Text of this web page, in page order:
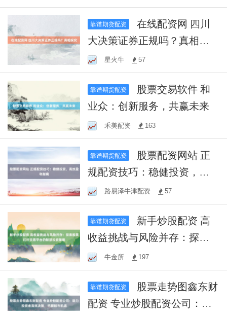
增值在即！
靠谱期货配资
在线配资网 四川
大决策证券正规吗？真相探
究
星火牛 57
靠谱期货配资
业众：创新服务，共赢未来
禾美配资 163
靠谱期货配资
规配资技巧：稳健投资，高
效盈利指南
路易泽牛津配资 57
靠谱期货配资
收益挑战与风险并存：探索
股票杠杆交易平台的智慧投
资策略
牛金所 197
靠谱期货配资
配资 专业炒股配资公司：助